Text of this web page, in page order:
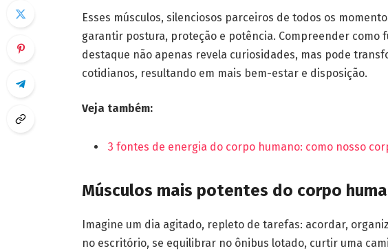
Esses músculos, silenciosos parceiros de todos os
garantir postura, proteção e potência. Compreender como
destaque não apenas revela curiosidades, mas pode
cotidianos, resultando em mais bem-estar e disposição.
Veja também:
3 fontes de energia do corpo humano: como nosso
Músculos mais potentes do corpo
Imagine um dia agitado, repleto de tarefas: acordar,
no escritório, se equilibrar no ônibus lotado, curtir uma